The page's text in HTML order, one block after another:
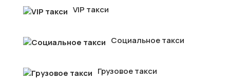
VIP такси
Социальное такси
Грузовое такси